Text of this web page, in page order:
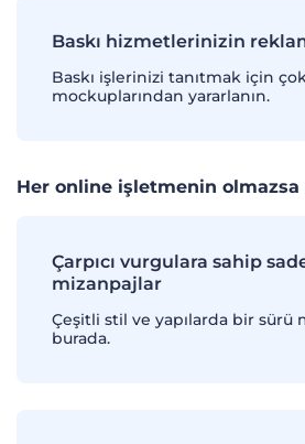
Baskı hizmetlerinizin
Baskı işlerinizi tanıtmak için
mockuplarından yararlanın.
Her online işletmenin olmazsa
Çarpıcı vurgulara sahip
mizanpajlar
Çeşitli stil ve yapılarda bir sürü
burada.